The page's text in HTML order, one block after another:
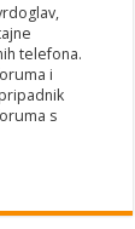
telefona.
i
s